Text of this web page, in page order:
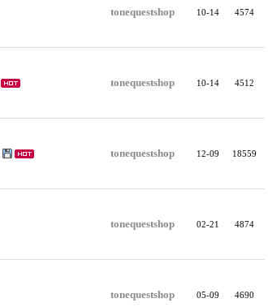
tonequestshop 10-14 4574
tonequestshop 10-14 4512
tonequestshop 12-09 18559
tonequestshop 02-21 4874
tonequestshop 05-09 4690